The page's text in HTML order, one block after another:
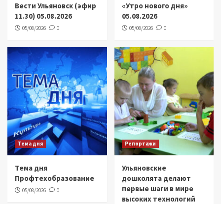
Вести Ульяновск (эфир
11.30) 05.08.2026
05/08/2026 0
«Утро нового дня»
05.08.2026
05/08/2026 0
Тема дня
Тема дня
Профтехобразование
05/08/2026 0
Репортажи
Ульяновские
дошколята делают
первые шаги в мире
высоких технологий